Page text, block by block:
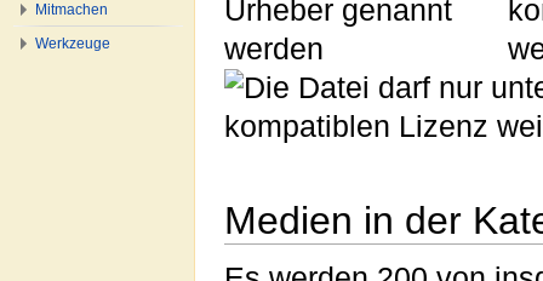
Medien in der
Mitmachen
Werkzeuge